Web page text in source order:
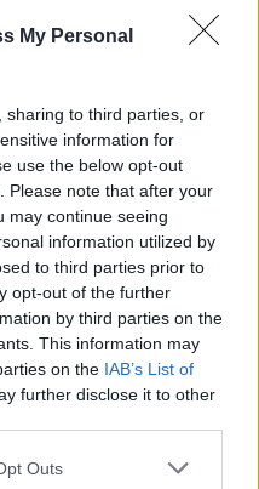
My Personal
sharing to third parties, or
information for
use the below opt-out
Please note that after your
may continue seeing
information utilized by
to third parties prior to
opt-out of the further
by third parties on the
This information may
on the IAB’s List of
further disclose it to other
Outs
mod horisonten
ikke en helt
for at opleve den
der kan ses fra
bevæge sig ind foran
i Danmark man
af Solens skive
Del artikel